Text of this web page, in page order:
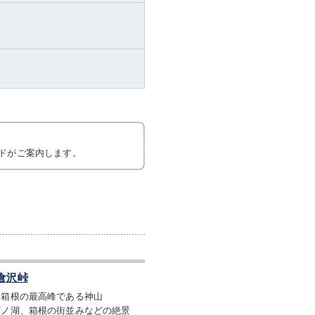
ご案内します。
沢峠
根の最高峰である神山
湖、箱根の街並みなどの絶景